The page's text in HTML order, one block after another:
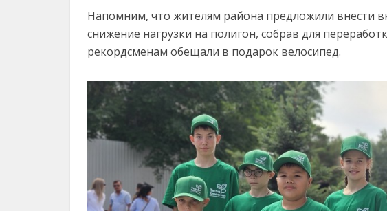
Напомним, что жителям района предложили внести
снижение нагрузки на полигон, собрав для
рекордсменам обещали в подарок велосипед.